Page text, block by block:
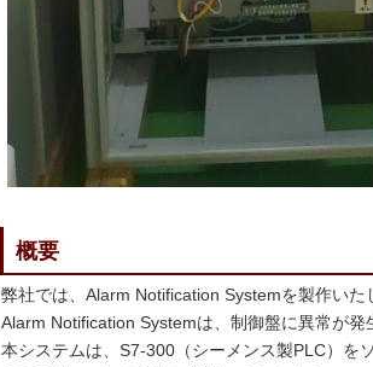
概要
弊社では、Alarm Notification Systemを製作いた
Alarm Notification Systemは、制御盤に異常が発
本システムは、S7-300（シーメンス製PLC）を